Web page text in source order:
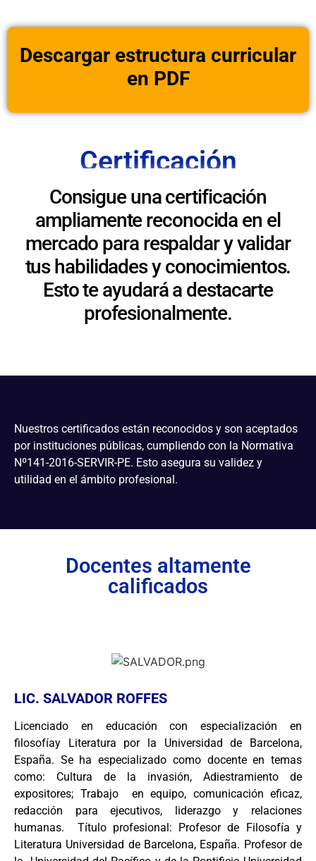
Descargar estructura curricular
en PDF
Certificación
Consigue una certificación
ampliamente reconocida en el
mercado para respaldar y validar
tus habilidades y conocimientos.
Esto te ayudará a destacarte
profesionalmente.
Nuestros certificados están reconocidos y son aceptados
por instituciones públicas, cumpliendo con la Normativa
Nº141-2016-SERVIR-PE. Esto asegura su validez y
utilidad en el ámbito profesional.
Docentes altamente
calificados
LIC. SALVADOR ROFFES
Licenciado en educación con especialización en
filosofíay Literatura por la Universidad de Barcelona,
España. Se ha especializado como docente en temas
como: Cultura de la invasión, Adiestramiento de
expositores; Trabajo en equipo, comunicación eficaz,
redacción para ejecutivos, liderazgo y relaciones
humanas. Título profesional: Profesor de Filosofía y
Literatura Universidad de Barcelona, España. Profesor de